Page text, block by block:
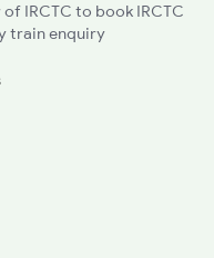
IRCTC to book IRCTC
train enquiry